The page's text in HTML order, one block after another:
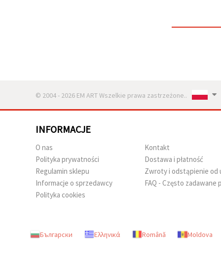
© 2004 - 2026 EM ART Wszelkie prawa zastrzeżone..
INFORMACJE
O nas
Polityka prywatności
Regulamin sklepu
Informacje o sprzedawcy
Polityka cookies
Kontakt
Dostawa i płatność
Zwroty i odstąpienie od
FAQ - Często zadawane
Български Ελληνικά Română Moldova